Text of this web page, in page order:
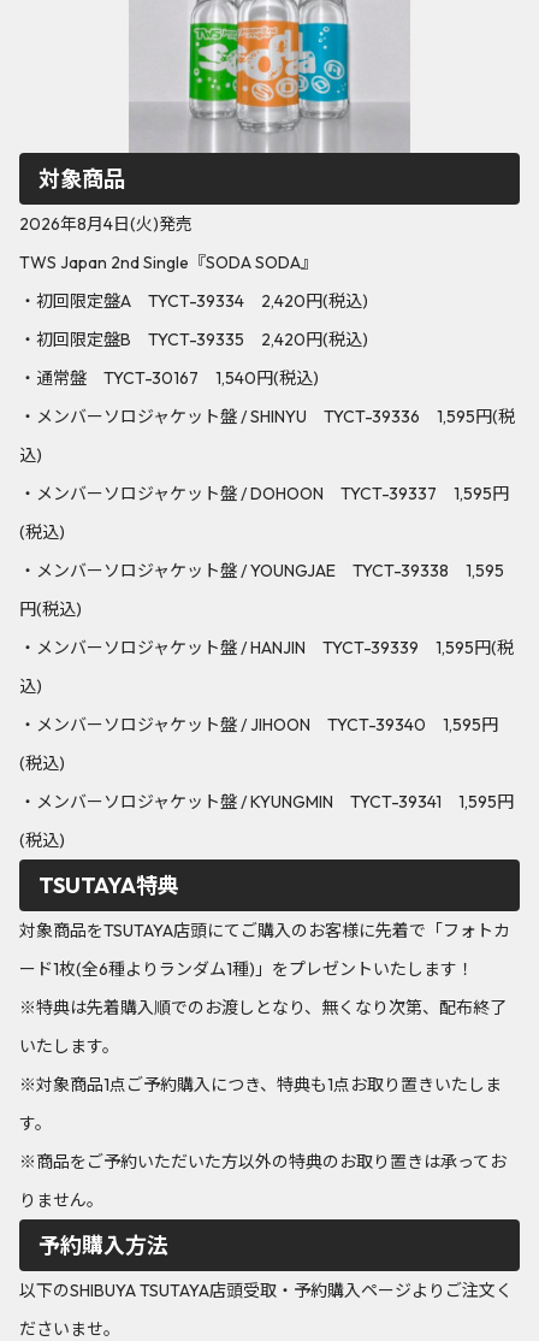
対象商品
2026年8月4日(火)発売
TWS Japan 2nd Single『SODA SODA』
・初回限定盤A TYCT-39334 2,420円(税込)
・初回限定盤B TYCT-39335 2,420円(税込)
・通常盤 TYCT-30167 1,540円(税込)
・メンバーソロジャケット盤 / SHINYU TYCT-39336 1,595円(税
込)
・メンバーソロジャケット盤 / DOHOON TYCT-39337 1,595円
(税込)
・メンバーソロジャケット盤 / YOUNGJAE TYCT-39338 1,595
円(税込)
・メンバーソロジャケット盤 / HANJIN TYCT-39339 1,595円(税
込)
・メンバーソロジャケット盤 / JIHOON TYCT-39340 1,595円
(税込)
・メンバーソロジャケット盤 / KYUNGMIN TYCT-39341 1,595円
(税込)
TSUTAYA特典
対象商品をTSUTAYA店頭にてご購入のお客様に先着で「フォトカ
ード1枚(全6種よりランダム1種)」をプレゼントいたします！
※特典は先着購入順でのお渡しとなり、無くなり次第、配布終了
いたします。
※対象商品1点ご予約購入につき、特典も1点お取り置きいたしま
す。
※商品をご予約いただいた方以外の特典のお取り置きは承ってお
りません。
予約購入方法
以下のSHIBUYA TSUTAYA店頭受取・予約購入ページよりご注文く
ださいませ。